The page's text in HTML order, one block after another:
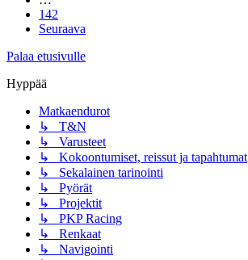
142
Seuraava
Palaa etusivulle
Hyppää
Matkaendurot
↳ T&N
↳ Varusteet
↳ Kokoontumiset, reissut ja tapahtumat
↳ Sekalainen tarinointi
↳ Pyörät
↳ Projektit
↳ PKP Racing
↳ Renkaat
↳ Navigointi